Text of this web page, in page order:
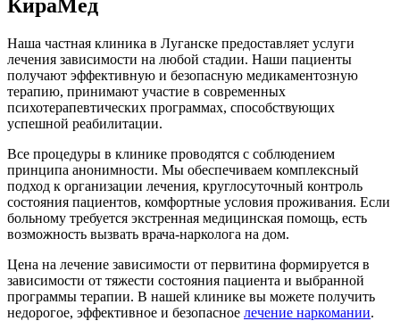
КираМед
Наша частная клиника в Луганске предоставляет услуги
лечения зависимости на любой стадии. Наши пациенты
получают эффективную и безопасную медикаментозную
терапию, принимают участие в современных
психотерапевтических программах, способствующих
успешной реабилитации.
Все процедуры в клинике проводятся с соблюдением
принципа анонимности. Мы обеспечиваем комплексный
подход к организации лечения, круглосуточный контроль
состояния пациентов, комфортные условия проживания. Если
больному требуется экстренная медицинская помощь, есть
возможность вызвать врача-нарколога на дом.
Цена на лечение зависимости от первитина формируется в
зависимости от тяжести состояния пациента и выбранной
программы терапии. В нашей клинике вы можете получить
недорогое, эффективное и безопасное лечение наркомании.